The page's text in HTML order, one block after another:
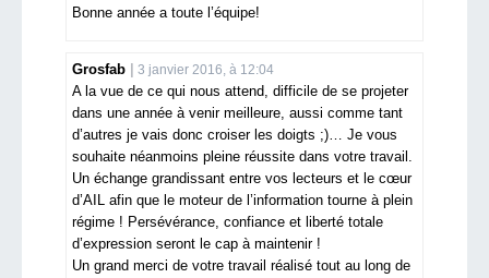
Bonne année a toute l’équipe!
Grosfab 3 janvier 2016, à 12:04
A la vue de ce qui nous attend, difficile de se projeter
dans une année à venir meilleure, aussi comme tant
d’autres je vais donc croiser les doigts ;)… Je vous
souhaite néanmoins pleine réussite dans votre travail.
Un échange grandissant entre vos lecteurs et le cœur
d’AIL afin que le moteur de l’information tourne à plein
régime ! Persévérance, confiance et liberté totale
d’expression seront le cap à maintenir !
Un grand merci de votre travail réalisé tout au long de